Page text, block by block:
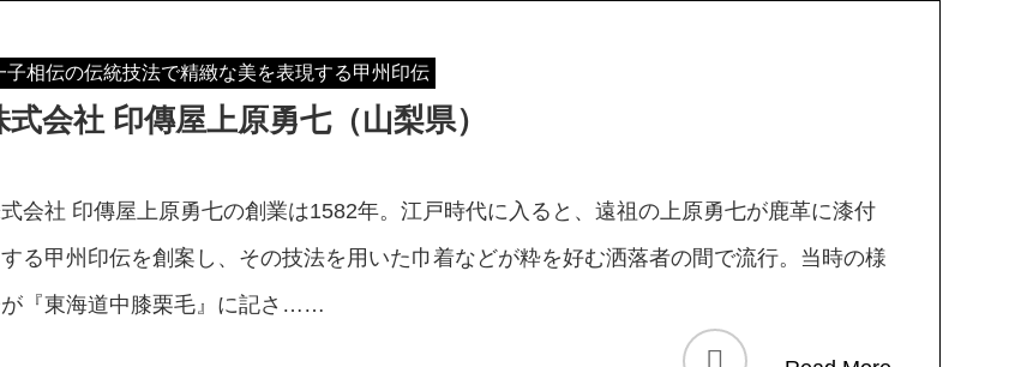
子相伝の伝統技法で精緻な美を表現する甲州印伝
式会社 印傳屋上原勇七（山梨県）
会社 印傳屋上原勇七の創業は1582年。江戸時代に入ると、遠祖の上原勇七が鹿革に漆付
る甲州印伝を創案し、その技法を用いた巾着などが粋を好む洒落者の間で流行。当時の様
『東海道中膝栗毛』に記さ……